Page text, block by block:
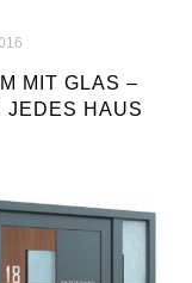
MIT GLAS –
JEDES HAUS